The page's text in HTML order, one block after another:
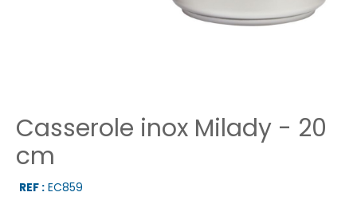
Casserole inox Milady - 20
cm
REF : EC859